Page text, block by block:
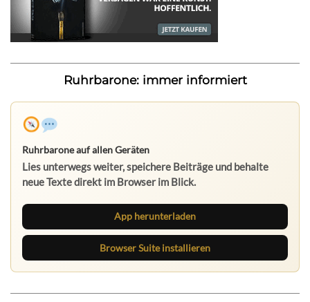
Ruhrbarone: immer informiert
Ruhrbarone auf allen Geräten
Lies unterwegs weiter, speichere Beiträge und behalte
neue Texte direkt im Browser im Blick.
App herunterladen
Browser Suite installieren